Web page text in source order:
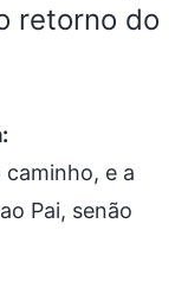
retorno do
caminho, e a
Pai, senão